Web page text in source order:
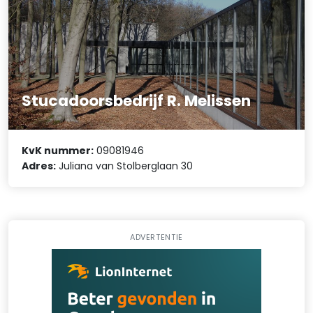
Stucadoorsbedrijf R. Melissen
KvK nummer: 09081946
Adres: Juliana van Stolberglaan 30
ADVERTENTIE